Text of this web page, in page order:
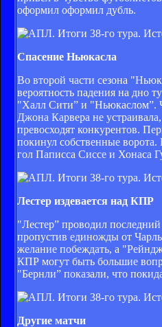
оформил оформил дубль.
Спасение Ньюкасла
Во второй части сезона
вероятность падения на дно
"Халл Сити” и "Ньюкаслом”.
Джона Карвера не
превосходят конкурентов.
покинул собственные
гол Паписса Сиссе и Хонаса
Лестер издевается над КПР
"Лестер” проводил
пропустив единожды от
желание побеждать, а
КПР могут быть большие
"Бернли” показали, что
Другие матчи